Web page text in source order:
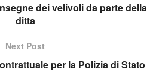
dei velivoli da parte della
ditta
Next Post
per la Polizia di Stato